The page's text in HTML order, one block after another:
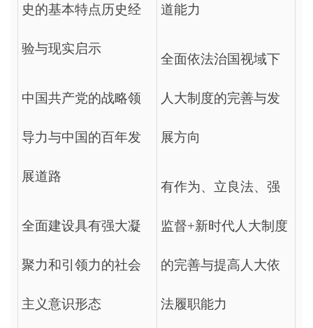
史的基本特点历史经
验与现实启示
中国共产党的战略领
导力与中国的百年发
展道路
全面建设具有强大凝
聚力和引领力的社会
主义意识形态
道能力
全面依法治国视域下
人大制度的完善与发
展方向
有作为、立良法、强
监督+新时代人大制度
的完善与提高人大依
法履职能力